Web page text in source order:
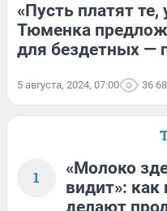
«Пусть платят те,
Тюменка
для бездетных —
5 августа, 2024, 07:00 36
1
«Молоко
видит»: